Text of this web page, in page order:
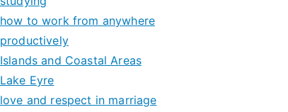
how to work from anywhere
productively
Islands and Coastal Areas
Lake Eyre
love and respect in marriage